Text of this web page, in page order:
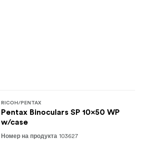
RICOH/PENTAX
Pentax Binoculars SP 10x50 WP
w/case
Номер на продукта 103627